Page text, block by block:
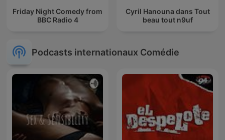
Friday Night Comedy from
BBC Radio 4
Cyril Hanouna dans Tout
beau tout n9uf
Podcasts internationaux Comédie